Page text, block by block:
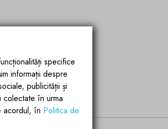
specifice
informații despre
publicității și
în urma
acordul, în Politica de